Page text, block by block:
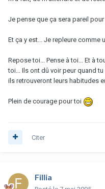
Je pense que ça sera pareil pour
Et ça y est... Je repleure comme
Repose toi... Pense à toi... Et à
toi... Ils ont dû voir peur quand
ils retrouveront leurs habitudes
Plein de courage pour toi
Citer
Fillia